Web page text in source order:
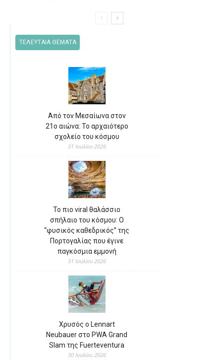
ΤΕΛΕΥΤΑΙΑ ΘΕΜΑΤΑ
Από τον Μεσαίωνα στον
21ο αιώνα: Το αρχαιότερο
σχολείο του κόσμου
31 Ιουλίου 2026
Το πιο viral θαλάσσιο
σπήλαιο του κόσμου: Ο
“φυσικός καθεδρικός” της
Πορτογαλίας που έγινε
παγκόσμια εμμονή
31 Ιουλίου 2026
Χρυσός ο Lennart
Neubauer στο PWA Grand
Slam της Fuerteventura
30 Ιουλίου 2026